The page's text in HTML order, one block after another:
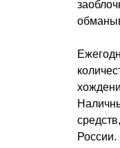
России.